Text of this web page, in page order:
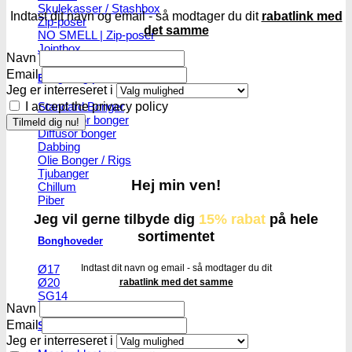
Skulekasser / Stashbox
Zip-poser
NO SMELL | Zip-poser
Jointbox
Bonger og piber
Standard Bonger
Percolator bonger
Diffusor bonger
Dabbing
Olie Bonger / Rigs
Tjubanger
Chillum
Piber
Bonghoveder
Ø17
Ø20
SG14
Sniff & Snus
Indtast dit navn og email - så modtager du dit rabatlink med
det samme
Navn
Email
Jeg er interreseret i
I accept the privacy policy
Hej min ven!
Jeg vil gerne tilbyde dig 15% rabat på hele
sortimentet
Indtast dit navn og email - så modtager du dit
rabatlink med det samme
Navn
Email
Jeg er interreseret i